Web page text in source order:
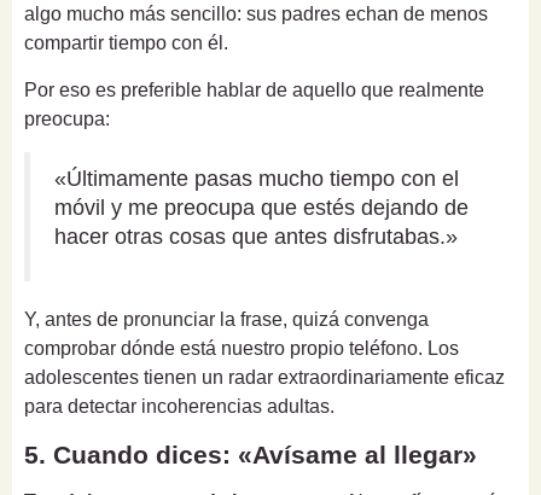
algo mucho más sencillo: sus padres echan de menos
compartir tiempo con él.
Por eso es preferible hablar de aquello que realmente
preocupa:
«Últimamente pasas mucho tiempo con el
móvil y me preocupa que estés dejando de
hacer otras cosas que antes disfrutabas.»
Y, antes de pronunciar la frase, quizá convenga
comprobar dónde está nuestro propio teléfono. Los
adolescentes tienen un radar extraordinariamente eficaz
para detectar incoherencias adultas.
5. Cuando dices: «Avísame al llegar»